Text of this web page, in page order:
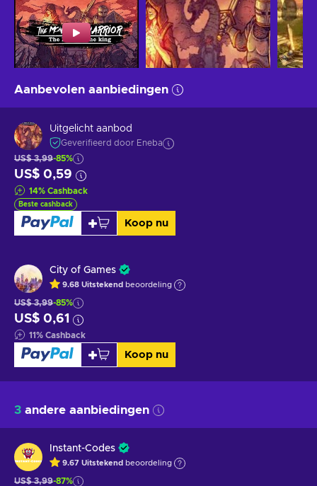
Aanbevolen aanbiedingen
Uitgelicht aanbod
Geverifieerd door Eneba
US$ 3,99-85%
US$ 0,59
14% Cashback
Beste cashback
Koop nu
City of Games
9.68 Uitstekend beoordeling
US$ 3,99-85%
US$ 0,61
11% Cashback
Koop nu
3 andere aanbiedingen
Instant-Codes
9.67 Uitstekend beoordeling
US$ 3,99-87%